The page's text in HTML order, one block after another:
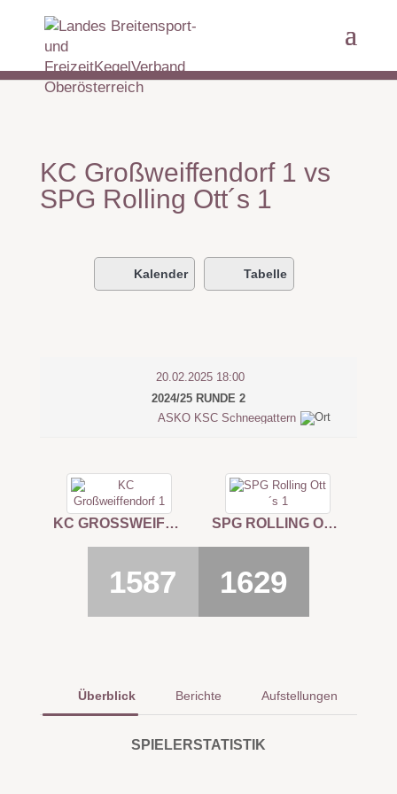
KC Großweiffendorf 1 vs
SPG Rolling Ott´s 1
Kalender Tabelle
20.02.2025 18:00
2024/25 RUNDE 2
ASKÖ KSC Schneegattern
KC GROSSWEIFFENDORF 1 SPG ROLLING OTT´S 1
1587 1629
Überblick Berichte Aufstellungen
SPIELERSTATISTIK